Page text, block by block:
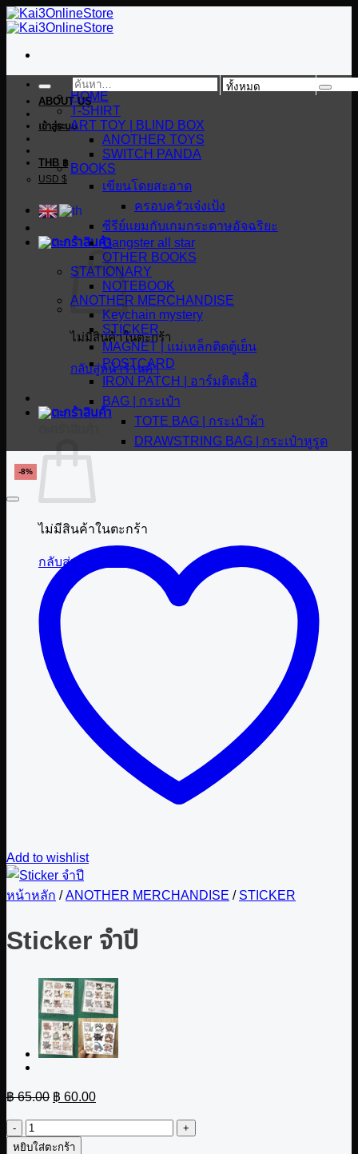
ข้าม
ไป
เนื้อหา
ค้นหา:
ABOUT US
เข้าสู่ระบบ
THB ฿
USD $
ไม่มีสินค้าในตะกร้า
กลับสู่หน้าร้านค้า
ไม่มีสินค้าในตะกร้า
กลับสู่หน้าร้านค้า
HOME
T-SHIRT
ART TOY | BLIND BOX
ANOTHER TOYS
SWITCH PANDA
BOOKS
เขียนโดยสะอาด
ครอบครัวเจ๋งเป้ง
ซีรีย์แยมกับเกมกระดาษอัจฉริยะ
Gangster all star
OTHER BOOKS
STATIONARY
NOTEBOOK
ANOTHER MERCHANDISE
Keychain mystery
STICKER
MAGNET | แม่เหล็กติดตู้เย็น
POSTCARD
IRON PATCH | อาร์มติดเสื้อ
BAG | กระเป๋า
TOTE BAG | กระเป๋าผ้า
DRAWSTRING BAG | กระเป๋าหูรูด
-8%
Add to wishlist
หน้าหลัก / ANOTHER MERCHANDISE / STICKER
Sticker จำปี
฿65.00 Original
price
was:
฿ 65.00.
฿ 60.00Current
price
is:
฿ 60.00.
จำนวน
Sticker
หยิบใส่ตะกร้า